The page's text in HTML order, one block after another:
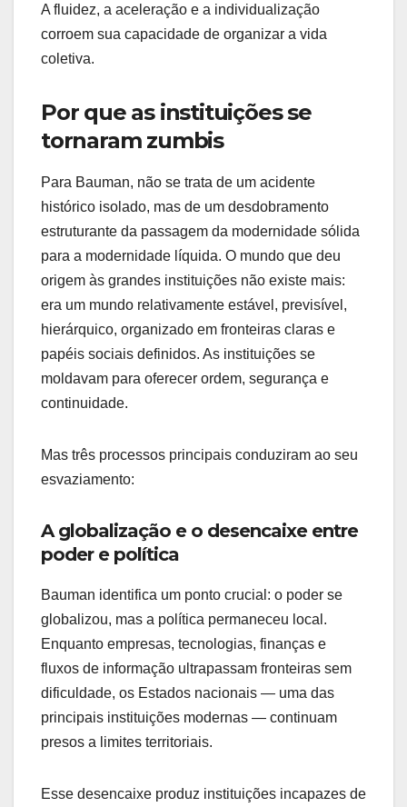
A fluidez, a aceleração e a individualização
corroem sua capacidade de organizar a vida
coletiva.
Por que as instituições se
tornaram zumbis
Para Bauman, não se trata de um acidente
histórico isolado, mas de um desdobramento
estruturante da passagem da modernidade sólida
para a modernidade líquida. O mundo que deu
origem às grandes instituições não existe mais:
era um mundo relativamente estável, previsível,
hierárquico, organizado em fronteiras claras e
papéis sociais definidos. As instituições se
moldavam para oferecer ordem, segurança e
continuidade.
Mas três processos principais conduziram ao seu
esvaziamento:
A globalização e o desencaixe entre
poder e política
Bauman identifica um ponto crucial: o poder se
globalizou, mas a política permaneceu local.
Enquanto empresas, tecnologias, finanças e
fluxos de informação ultrapassam fronteiras sem
dificuldade, os Estados nacionais — uma das
principais instituições modernas — continuam
presos a limites territoriais.
Esse desencaixe produz instituições incapazes de